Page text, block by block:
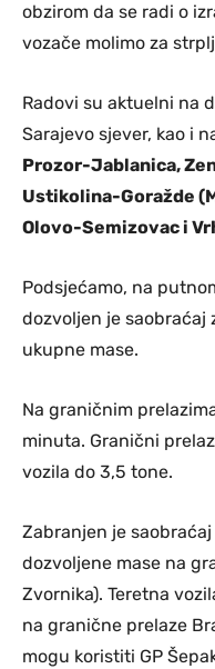
obzirom da se radi o
vozače molimo za
Radovi su aktuelni na
Sarajevo sjever, kao i
Prozor-Jablanica,
Ustikolina-Goražde
Olovo-Semizovac i
Podsjećamo, na
dozvoljen je saobraćaj
ukupne mase.
Na graničnim
minuta. Granični
vozila do 3,5 tone.
Zabranjen je
dozvoljene mase na
Zvornika). Teretna
na granične prelaze
mogu koristiti GP